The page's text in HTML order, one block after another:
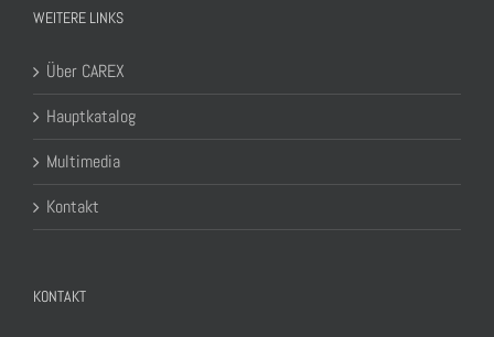
WEITERE LINKS
Über CAREX
Hauptkatalog
Multimedia
Kontakt
KONTAKT